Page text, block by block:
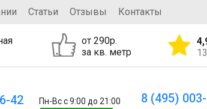
Статьи Отзывы Контакты
от 290р.
за кв. метр
42 Пн-Вс с 9:00 до 21:00 8 (495)